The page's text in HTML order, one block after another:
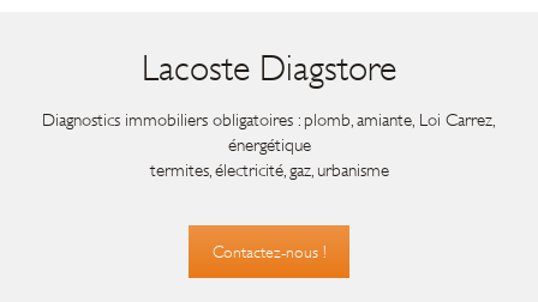
Lacoste Diagstore
Diagnostics immobiliers obligatoires : plomb, amiante, Loi Carrez,
énergétique
termites, électricité, gaz, urbanisme
Contactez-nous !